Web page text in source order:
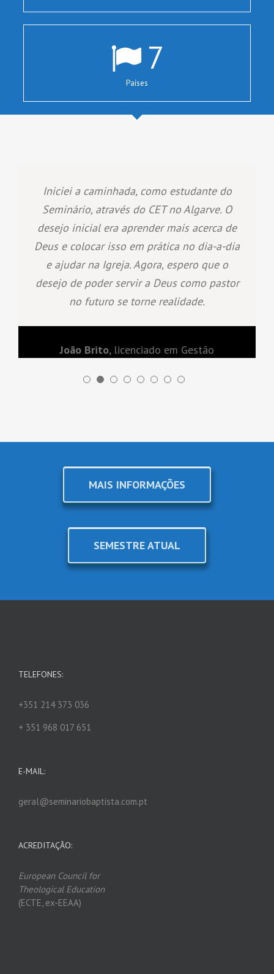
7
Países
Iniciei a caminhada, como estudante do
Seminário, através do CET no Algarve. O
desejo inicial era aprender mais acerca de
Deus e colocar isso em prática no dia-a-dia
e ajudar na Igreja. Agora, espero que o
desejo de poder servir a Deus como pastor
no futuro se torne realidade.
João Brito, licenciado em Gestão
MAIS INFORMAÇÕES
SEMESTRE ATUAL
TELEFONES:
+351 214 373 036
+ 351 968 017 651
E-MAIL:
geral@seminariobaptista.com.pt
ACREDITAÇÃO:
European Council for
Theological Education
(ECTE, ex-EEAA)